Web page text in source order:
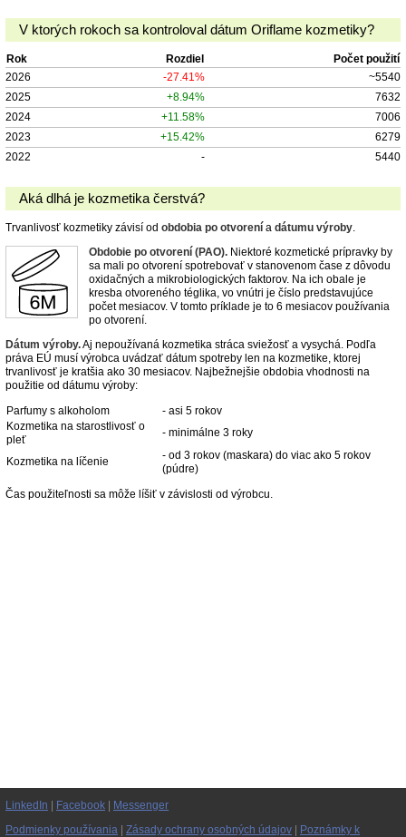
V ktorých rokoch sa kontroloval dátum Oriflame kozmetiky?
Rok Rozdiel
Počet použití
2026
-27.41%
~5540
2025
+8.94%
7632
2024
+11.58%
7006
2023
+15.42%
6279
2022
- 5440
Aká dlhá je kozmetika čerstvá?
Trvanlivosť kozmetiky závisí od obdobia po otvorení a dátumu výroby.
Obdobie po otvorení (PAO). Niektoré kozmetické prípravky by
sa mali po otvorení spotrebovať v stanovenom čase z dôvodu
oxidačných a mikrobiologických faktorov. Na ich obale je
kresba otvoreného téglika, vo vnútri je číslo predstavujúce
počet mesiacov. V tomto príklade je to 6 mesiacov používania
po otvorení.
Dátum výroby.Aj nepoužívaná kozmetika stráca sviežosť a vysychá. Podľa
práva EÚ musí výrobca uvádzať dátum spotreby len na kozmetike, ktorej
trvanlivosť je kratšia ako 30 mesiacov. Najbežnejšie obdobia vhodnosti na
použitie od dátumu výroby:
Parfumy s alkoholom
- asi 5 rokov
Kozmetika na starostlivosť o
pleť
- minimálne 3 roky
Kozmetika na líčenie
- od 3 rokov (maskara) do viac ako 5 rokov
(púdre)
Čas použiteľnosti sa môže líšiť v závislosti od výrobcu.
LinkedIn Facebook
Messenger
Podmienky používania
Zásady ochrany osobných údajov Poznámky k